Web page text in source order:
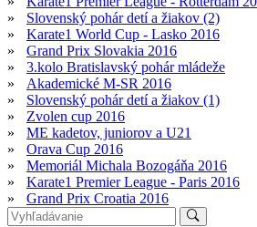
»
Slovenský pohár detí a žiakov (2)
»
Karate1 World Cup - Lasko 2016
»
Grand Prix Slovakia 2016
»
3.kolo Bratislavský pohár mládeže
»
Akademické M-SR 2016
»
Slovenský pohár detí a žiakov (1)
»
Zvolen cup 2016
»
ME kadetov, juniorov a U21
»
Orava Cup 2016
»
Memoriál Michala Bozogáňa 2016
»
Karate1 Premier League - Paris 2016
»
Grand Prix Croatia 2016